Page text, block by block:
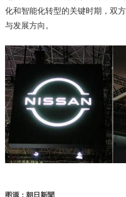
化和智能化转型的关键时期，双
与发展方向。
图源：朝日新聞